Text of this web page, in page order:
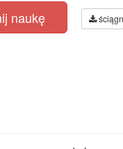
naukę